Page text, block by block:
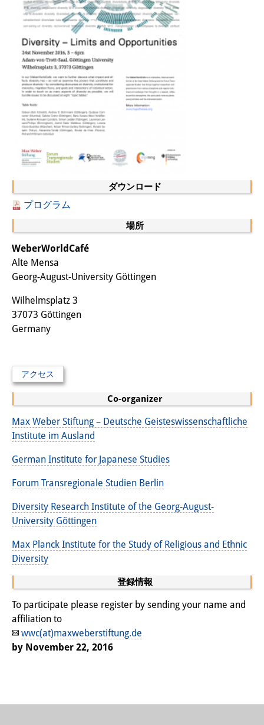
休館日： 土曜日、日曜日、祝日、
復活祭、クリスマス、年末年始
案内
OPAC
板東コレクション
三か国語対照人口学用語集
日本の大学所蔵特殊コレクション
Join us!
奨学金
客員研究員プログラム
リンク
アクセス
道案内
メディア向け連絡先
ダウンロード
プログラム
場所
WeberWorldCafé
Alte Mensa
Georg-August-University Göttingen
Wilhelmsplatz 3
37073 Göttingen
Germany
アクセス
Co-organizer
Max Weber Stiftung – Deutsche Geisteswissenschaftliche
Institute im Ausland
German Institute for Japanese Studies
Forum Transregionale Studien Berlin
Diversity Research Institute of the Georg-August-
University Göttingen
Max Planck Institute for the Study of Religious and Ethnic
Diversity
登録情報
To participate please register by sending your name and
affiliation to
wwc(at)maxweberstiftung.de
by November 22, 2016